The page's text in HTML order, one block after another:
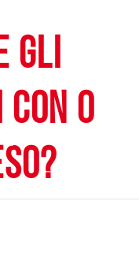
gli
o